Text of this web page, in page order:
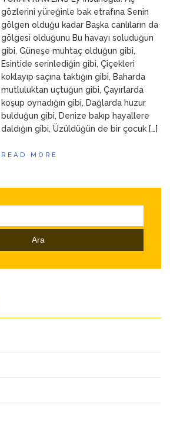
gözlerini yüreğinle bak etrafına Senin
gölgen olduğu kadar Başka canlıların da
gölgesi olduğunu Bu havayı soluduğun
gibi, Güneşe muhtaç olduğun gibi,
Esintide serinlediğin gibi, Çiçekleri
koklayıp saçına taktığın gibi, Baharda
mutluluktan uçtuğun gibi, Çayırlarda
koşup oynadığın gibi, Dağlarda huzur
bulduğun gibi, Denize bakıp hayallere
daldığın gibi, Üzüldüğün de bir çocuk […]
READ MORE